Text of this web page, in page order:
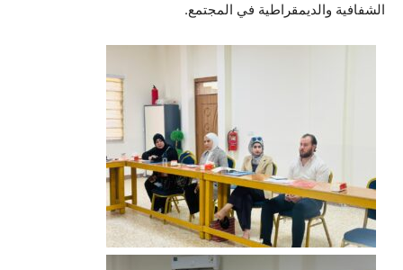
الشفافية والديمقراطية في المجتمع.